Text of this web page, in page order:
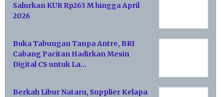
Salurkan KUR Rp263 M hingga April
2026
Buka Tabungan Tanpa Antre, BRI
Cabang Pacitan Hadirkan Mesin
Digital CS untuk La…
Berkah Libur Nataru, Supplier Kelapa